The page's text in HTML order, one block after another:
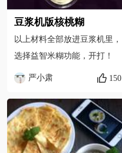
豆浆机版核桃糊
以上材料全部放进豆浆机里，
选择益智米糊功能，开打！
严小肃 150